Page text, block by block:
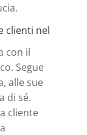
clienti nel
con il
Segue
alle sue
di sé.
cliente